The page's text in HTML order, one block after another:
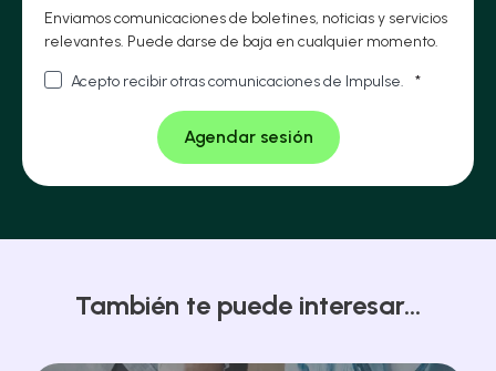
Enviamos comunicaciones de boletines, noticias y servicios
relevantes. Puede darse de baja en cualquier momento.
Acepto recibir otras comunicaciones de Impulse. *
También te puede interesar...